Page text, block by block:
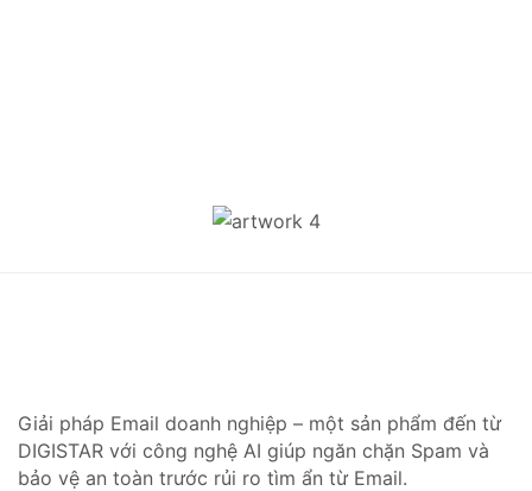
Giải pháp Email doanh nghiệp – một sản phẩm đến từ
DIGISTAR với công nghệ AI giúp ngăn chặn Spam và
bảo vệ an toàn trước rủi ro tìm ẩn từ Email.